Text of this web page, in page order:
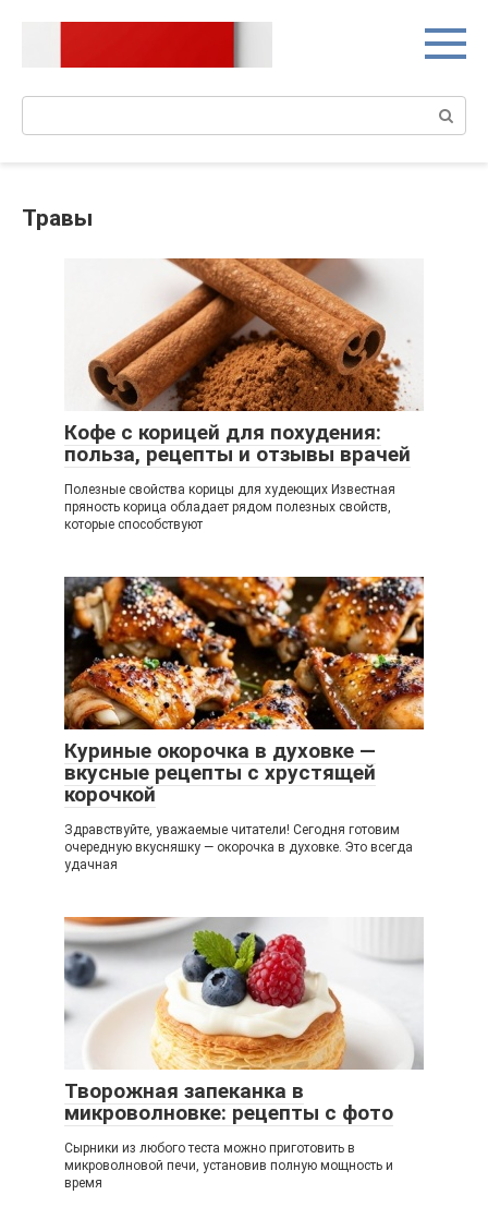
Травы
Кофе с корицей для похудения:
польза, рецепты и отзывы врачей
Полезные свойства корицы для худеющих Известная
пряность корица обладает рядом полезных свойств,
которые способствуют
Куриные окорочка в духовке —
вкусные рецепты с хрустящей
корочкой
Здравствуйте, уважаемые читатели! Сегодня готовим
очередную вкусняшку — окорочка в духовке. Это всегда
удачная
Творожная запеканка в
микроволновке: рецепты с фото
Сырники из любого теста можно приготовить в
микроволновой печи, установив полную мощность и
время